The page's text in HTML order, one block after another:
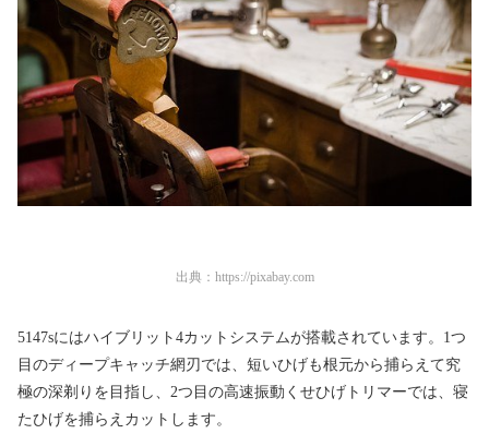
出典： https://pixabay.com
5147sにはハイブリット4カットシステムが搭載されています。1つ
目のディープキャッチ網刃では、短いひげも根元から捕らえて究
極の深剃りを目指し、2つ目の高速振動くせひげトリマーでは、寝
たひげを捕らえカットします。